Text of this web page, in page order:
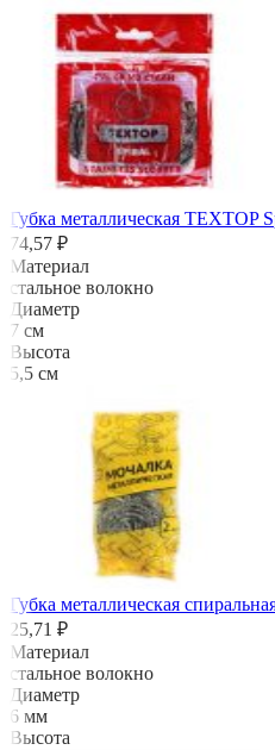
Губка металлическая TEXTOP
74,57 ₽
Материал
стальное волокно
Диаметр
7 см
Высота
5,5 см
Губка металлическая
25,71 ₽
Материал
стальное волокно
Диаметр
6 мм
Высота